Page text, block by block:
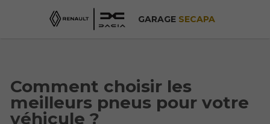
GARAGE SECAPA
Comment choisir les
meilleurs pneus pour votre
véhicule ?